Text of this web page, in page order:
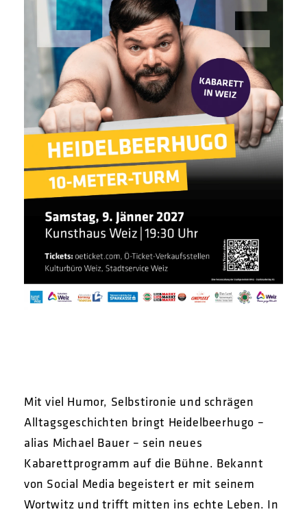
Mit viel Humor, Selbstironie und schrägen
Alltagsgeschichten bringt Heidelbeerhugo –
alias Michael Bauer – sein neues
Kabarettprogramm auf die Bühne. Bekannt
von Social Media begeistert er mit seinem
Wortwitz und trifft mitten ins echte Leben. In